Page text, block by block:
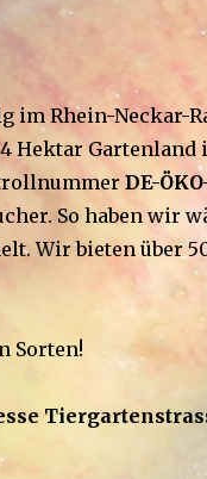
im Rhein-Neckar-
Hektar
DE-
So haben wir
Wir bieten über
Sorten!